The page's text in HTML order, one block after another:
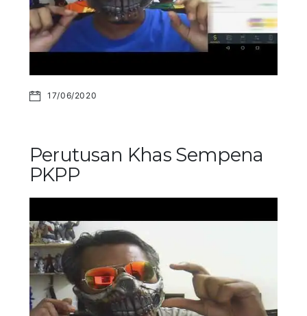
17/06/2020
Perutusan Khas Sempena
PKPP